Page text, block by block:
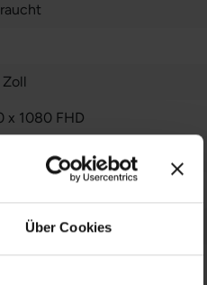
Über Cookies
Zoll
x 1080 FHD
Display